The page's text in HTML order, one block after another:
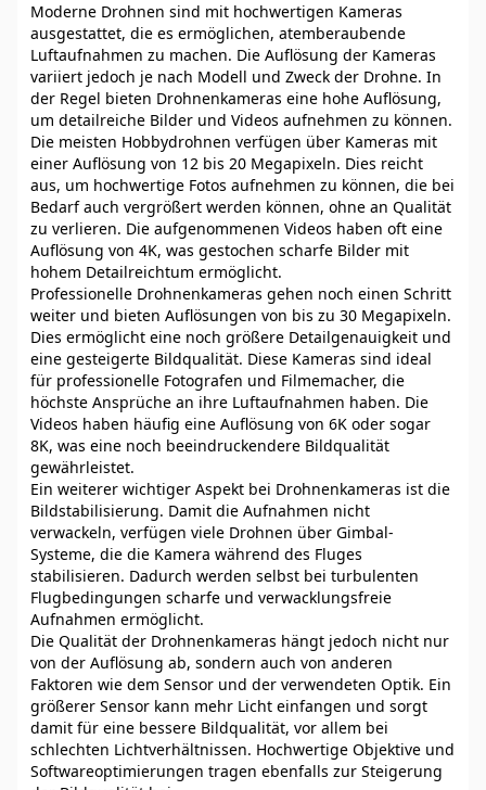
Moderne Drohnen sind mit hochwertigen Kameras
ausgestattet, die es ermöglichen, atemberaubende
Luftaufnahmen zu machen. Die Auflösung der Kameras
variiert jedoch je nach Modell und Zweck der Drohne. In
der Regel bieten Drohnenkameras eine hohe Auflösung,
um detailreiche Bilder und Videos aufnehmen zu können.
Die meisten Hobbydrohnen verfügen über Kameras mit
einer Auflösung von 12 bis 20 Megapixeln. Dies reicht
aus, um hochwertige Fotos aufnehmen zu können, die bei
Bedarf auch vergrößert werden können, ohne an Qualität
zu verlieren. Die aufgenommenen Videos haben oft eine
Auflösung von 4K, was gestochen scharfe Bilder mit
hohem Detailreichtum ermöglicht.
Professionelle Drohnenkameras gehen noch einen Schritt
weiter und bieten Auflösungen von bis zu 30 Megapixeln.
Dies ermöglicht eine noch größere Detailgenauigkeit und
eine gesteigerte Bildqualität. Diese Kameras sind ideal
für professionelle Fotografen und Filmemacher, die
höchste Ansprüche an ihre Luftaufnahmen haben. Die
Videos haben häufig eine Auflösung von 6K oder sogar
8K, was eine noch beeindruckendere Bildqualität
gewährleistet.
Ein weiterer wichtiger Aspekt bei Drohnenkameras ist die
Bildstabilisierung. Damit die Aufnahmen nicht
verwackeln, verfügen viele Drohnen über Gimbal-
Systeme, die die Kamera während des Fluges
stabilisieren. Dadurch werden selbst bei turbulenten
Flugbedingungen scharfe und verwacklungsfreie
Aufnahmen ermöglicht.
Die Qualität der Drohnenkameras hängt jedoch nicht nur
von der Auflösung ab, sondern auch von anderen
Faktoren wie dem Sensor und der verwendeten Optik. Ein
größerer Sensor kann mehr Licht einfangen und sorgt
damit für eine bessere Bildqualität, vor allem bei
schlechten Lichtverhältnissen. Hochwertige Objektive und
Softwareoptimierungen tragen ebenfalls zur Steigerung